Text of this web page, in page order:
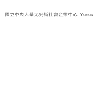
to國立中央大學尤努斯社會企業中心